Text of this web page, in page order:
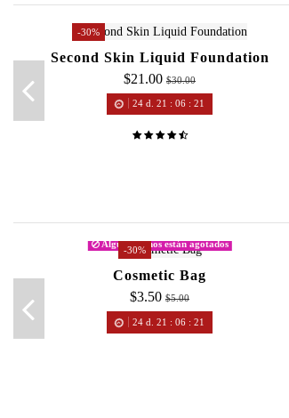
-30%
Second Skin Liquid Foundation
$21.00 $30.00
24 d. 21 :06 :20
-30%
Algunos tonos están agotados
Cosmetic Bag
$3.50 $5.00
24 d. 21 :06 :20